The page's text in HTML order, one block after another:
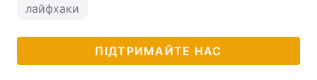
лайфхаки
ПІДТРИМАЙТЕ НАС